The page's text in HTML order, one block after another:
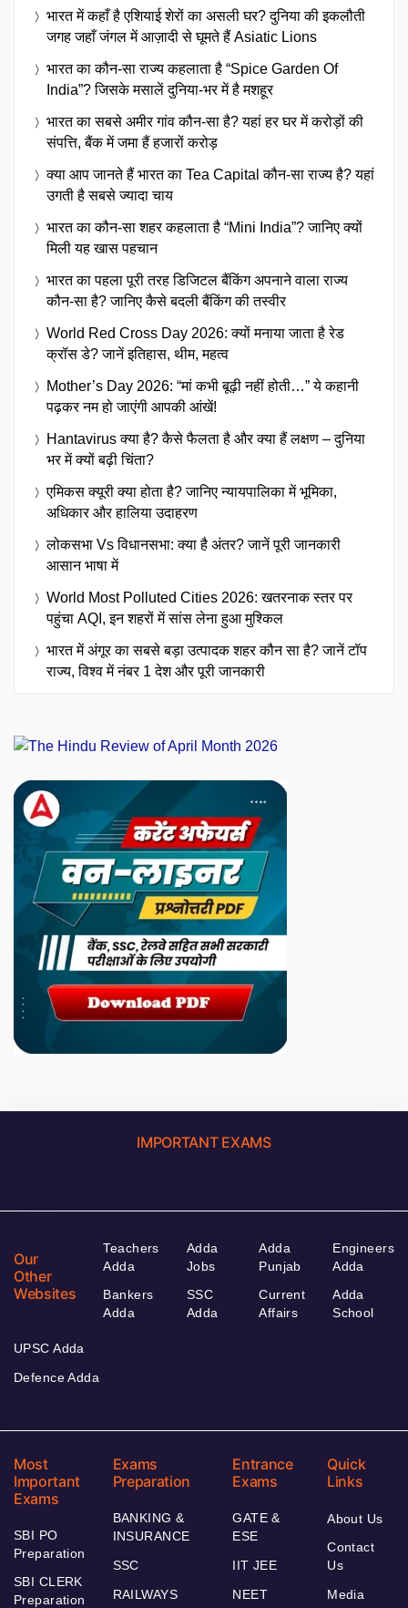
भारत में कहाँ है एशियाई शेरों का असली घर? दुनिया की इकलौती
जगह जहाँ जंगल में आज़ादी से घूमते हैं Asiatic Lions
भारत का कौन-सा राज्य कहलाता है “Spice Garden Of
India”? जिसके मसालें दुनिया-भर में है मशहूर
भारत का सबसे अमीर गांव कौन-सा है? यहां हर घर में करोड़ों की
संपत्ति, बैंक में जमा हैं हजारों करोड़
क्या आप जानते हैं भारत का Tea Capital कौन-सा राज्य है? यहां
उगती है सबसे ज्यादा चाय
भारत का कौन-सा शहर कहलाता है “Mini India”? जानिए क्यों
मिली यह खास पहचान
भारत का पहला पूरी तरह डिजिटल बैंकिंग अपनाने वाला राज्य
कौन-सा है? जानिए कैसे बदली बैंकिंग की तस्वीर
World Red Cross Day 2026: क्यों मनाया जाता है रेड
क्रॉस डे? जानें इतिहास, थीम, महत्व
Mother’s Day 2026: “मां कभी बूढ़ी नहीं होती…” ये कहानी
पढ़कर नम हो जाएंगी आपकी आंखें!
Hantavirus क्या है? कैसे फैलता है और क्या हैं लक्षण – दुनिया
भर में क्यों बढ़ी चिंता?
एमिकस क्यूरी क्या होता है? जानिए न्यायपालिका में भूमिका,
अधिकार और हालिया उदाहरण
लोकसभा Vs विधानसभा: क्या है अंतर? जानें पूरी जानकारी
आसान भाषा में
World Most Polluted Cities 2026: खतरनाक स्तर पर
पहुंचा AQI, इन शहरों में सांस लेना हुआ मुश्किल
भारत में अंगूर का सबसे बड़ा उत्पादक शहर कौन सा है? जानें टॉप
राज्य, विश्व में नंबर 1 देश और पूरी जानकारी
IMPORTANT EXAMS
Our
Other
Websites
Teachers
Adda
Bankers
Adda
Adda
Jobs
SSC
Adda
Adda
Punjab
Current
Affairs
Engineers
Adda
Adda
School
UPSC Adda
Defence Adda
Most
Important
Exams
SBI PO
Preparation
SBI CLERK
Preparation
Exams
Preparation
BANKING &
INSURANCE
SSC
RAILWAYS
Entrance
Exams
GATE &
ESE
IIT JEE
NEET
Quick
Links
About Us
Contact
Us
Media